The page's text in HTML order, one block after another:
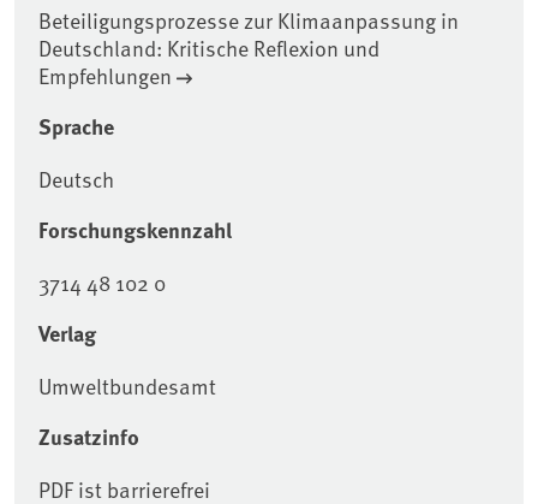
Beteiligungsprozesse zur Klimaanpassung in
Deutschland: Kritische Reflexion und
Empfehlungen
Sprache
Deutsch
Forschungskennzahl
3714 48 102 0
Verlag
Umweltbundesamt
Zusatzinfo
PDF ist barrierefrei